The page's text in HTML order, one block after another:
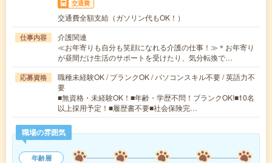
交通費
交通費全額支給（ガソリン代もOK！）
仕事内容
介護関連
≪お年寄りも自分も笑顔になれる介護の仕事！≫＊お年寄り
が昼間だけ生活のサポートを受けたり、気分転換で…
応募資格
職種未経験OK / ブランクOK / パソコンスキル不要 / 英語力不
要
■無資格・未経験OK！■年齢・学歴不問！ブランクOK!■10名
以上採用予定！■履歴書不要■社会保険完…
職場の雰囲気
年齢層